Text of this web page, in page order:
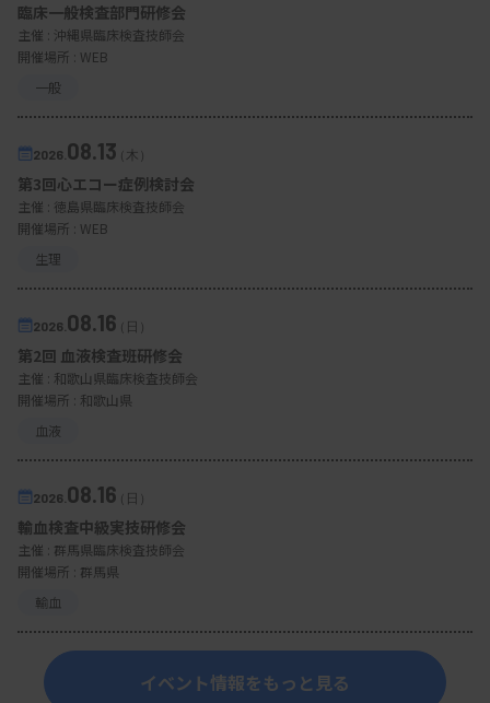
臨床一般検査部門研修会
主催 : 沖縄県臨床検査技師会
開催場所 : WEB
一般
2026. 08.13（木）
第3回心エコー症例検討会
主催 : 徳島県臨床検査技師会
開催場所 : WEB
生理
2026. 08.16（日）
第2回 血液検査班研修会
主催 : 和歌山県臨床検査技師会
開催場所 : 和歌山県
血液
2026. 08.16（日）
輸血検査中級実技研修会
主催 : 群馬県臨床検査技師会
開催場所 : 群馬県
輸血
イベント情報をもっと見る